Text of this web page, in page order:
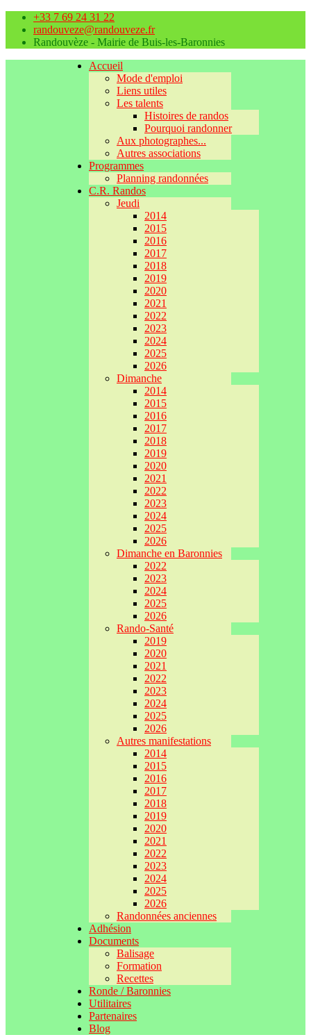
+33 7 69 24 31 22
randouveze@randouveze.fr
Randouvèze - Mairie de Buis-les-Baronnies
Accueil
Mode d'emploi
Liens utiles
Les talents
Histoires de randos
Pourquoi randonner
Aux photographes...
Autres associations
Programmes
Planning randonnées
C.R. Randos
Jeudi
2014
2015
2016
2017
2018
2019
2020
2021
2022
2023
2024
2025
2026
Dimanche
2014
2015
2016
2017
2018
2019
2020
2021
2022
2023
2024
2025
2026
Dimanche en Baronnies
2022
2023
2024
2025
2026
Rando-Santé
2019
2020
2021
2022
2023
2024
2025
2026
Autres manifestations
2014
2015
2016
2017
2018
2019
2020
2021
2022
2023
2024
2025
2026
Randonnées anciennes
Adhésion
Documents
Balisage
Formation
Recettes
Ronde / Baronnies
Utilitaires
Partenaires
Blog